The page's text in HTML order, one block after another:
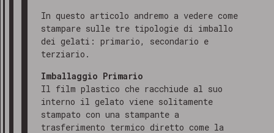
In questo articolo andremo a vedere come
stampare sulle tre tipologie di imballo
dei gelati: primario, secondario e
terziario.
Imballaggio Primario
Il film plastico che racchiude al suo
interno il gelato viene solitamente
stampato con una stampante a
trasferimento termico diretto come la